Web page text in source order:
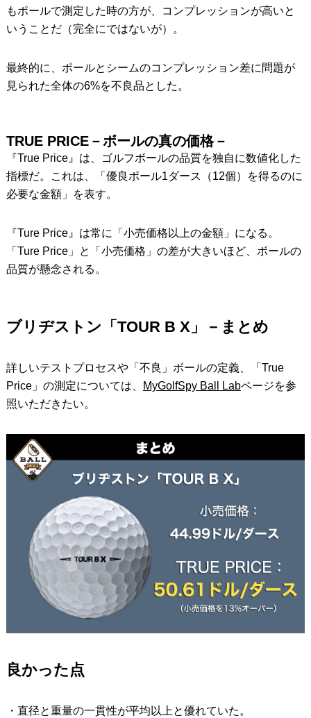
もポールで測定した時の方が、コンプレッションが高いと
いうことだ（完全にではないが）。
最終的に、ポールとシームのコンプレッション差に問題が
見られた全体の6%を不良品とした。
TRUE PRICE－ボールの真の価格－
『True Price』は、ゴルフボールの品質を独自に数値化した
指標だ。これは、「優良ボール1ダース（12個）を得るのに
必要な金額」を表す。
『Ture Price』は常に「小売価格以上の金額」になる。
「Ture Price」と「小売価格」の差が大きいほど、ボールの
品質が懸念される。
ブリヂストン「TOUR B X」－まとめ
詳しいテストプロセスや「不良」ボールの定義、「True
Price」の測定については、
MyGolfSpy Ball Labページを参
照いただきたい。
良かった点
・直径と重量の一貫性が平均以上と優れていた。